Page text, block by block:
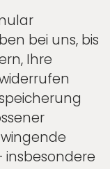
bei uns, bis
Ihre